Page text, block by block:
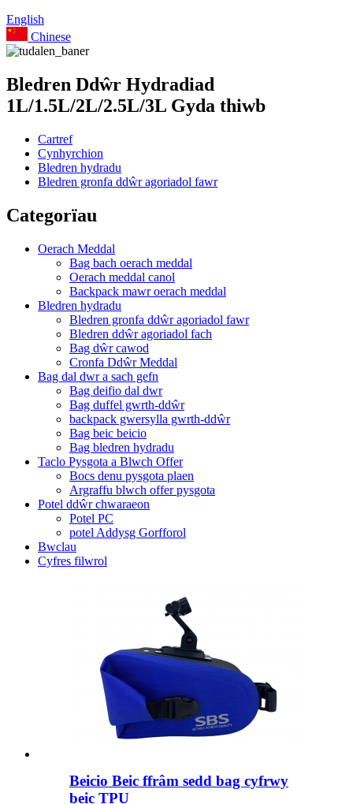
English
Chinese
Bledren Ddŵr Hydradiad
1L/1.5L/2L/2.5L/3L Gyda thiwb
Cartref
Cynhyrchion
Bledren hydradu
Bledren gronfa ddŵr agoriadol fawr
Categorïau
Oerach Meddal
Bag bach oerach meddal
Oerach meddal canol
Backpack mawr oerach meddal
Bledren hydradu
Bledren gronfa ddŵr agoriadol fawr
Bledren ddŵr agoriadol fach
Bag dŵr cawod
Cronfa Ddŵr Meddal
Bag dal dwr a sach gefn
Bag deifio dal dwr
Bag duffel gwrth-ddŵr
backpack gwersylla gwrth-ddŵr
Bag beic beicio
Bag bledren hydradu
Taclo Pysgota a Blwch Offer
Bocs denu pysgota plaen
Argraffu blwch offer pysgota
Potel ddŵr chwaraeon
Potel PC
potel Addysg Gorfforol
Bwclau
Cyfres filwrol
Beicio Beic ffrâm sedd bag cyfrwy
beic TPU